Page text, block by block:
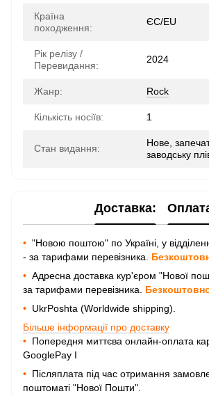
Країна
походження:
ЄС/EU
Рік релізу /
Перевидання:
2024
Жанр: Rock
Кількість носіїв: 1
Стан видання:
Нове,
заводську
Доставка:
• "Новою поштою" по Україні, у
- за тарифами перевізника.
• Адресна доставка кур'єром "Нової
за тарифами перевізника.
• UkrPoshta (Worldwide shipping).
Більше інформації про доставку
• Попередня миттєва онлайн-оплата
GooglePay I
• Післяплата під час отримання
поштоматі "Нової Пошти".